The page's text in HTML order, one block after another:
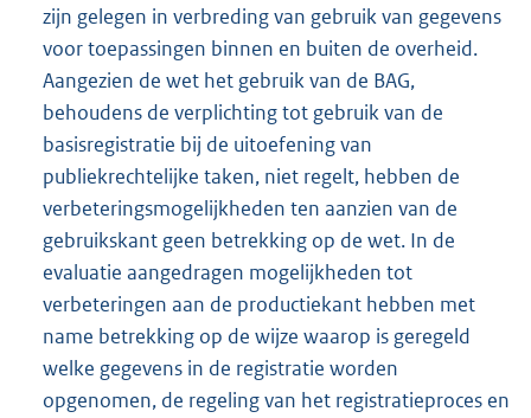
zijn gelegen in verbreding van gebruik van gegevens
voor toepassingen binnen en buiten de overheid.
Aangezien de wet het gebruik van de BAG,
behoudens de verplichting tot gebruik van de
basisregistratie bij de uitoefening van
publiekrechtelijke taken, niet regelt, hebben de
verbeteringsmogelijkheden ten aanzien van de
gebruikskant geen betrekking op de wet. In de
evaluatie aangedragen mogelijkheden tot
verbeteringen aan de productiekant hebben met
name betrekking op de wijze waarop is geregeld
welke gegevens in de registratie worden
opgenomen, de regeling van het registratieproces en